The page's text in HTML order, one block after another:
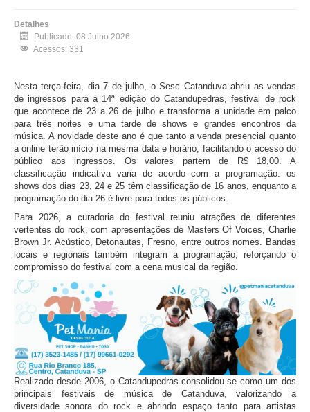
Detalhes
Publicado: 08 Julho 2026
Acessos: 331
Nesta terça-feira, dia 7 de julho, o Sesc Catanduva abriu as vendas
de ingressos para a 14ª edição do Catandupedras, festival de rock
que acontece de 23 a 26 de julho e transforma a unidade em palco
para três noites e uma tarde de shows e grandes encontros da
música. A novidade deste ano é que tanto a venda presencial quanto
a online terão início na mesma data e horário, facilitando o acesso do
público aos ingressos. Os valores partem de R$ 18,00. A
classificação indicativa varia de acordo com a programação: os
shows dos dias 23, 24 e 25 têm classificação de 16 anos, enquanto a
programação do dia 26 é livre para todos os públicos.
Para 2026, a curadoria do festival reuniu atrações de diferentes
vertentes do rock, com apresentações de Masters Of Voices, Charlie
Brown Jr. Acústico, Detonautas, Fresno, entre outros nomes. Bandas
locais e regionais também integram a programação, reforçando o
compromisso do festival com a cena musical da região.
Realizado desde 2006, o Catandupedras consolidou-se como um dos
principais festivais de música de Catanduva, valorizando a
diversidade sonora do rock e abrindo espaço tanto para artistas